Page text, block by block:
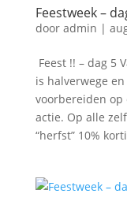
Feestweek –
door admin |
Feest !! – dag 5
is halverwege
voorbereiden op
actie. Op alle
“herfst” 10%